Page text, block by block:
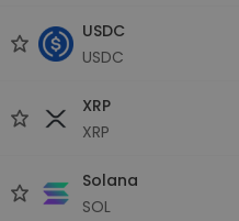
USDC
USDC
XRP
XRP
Solana
SOL